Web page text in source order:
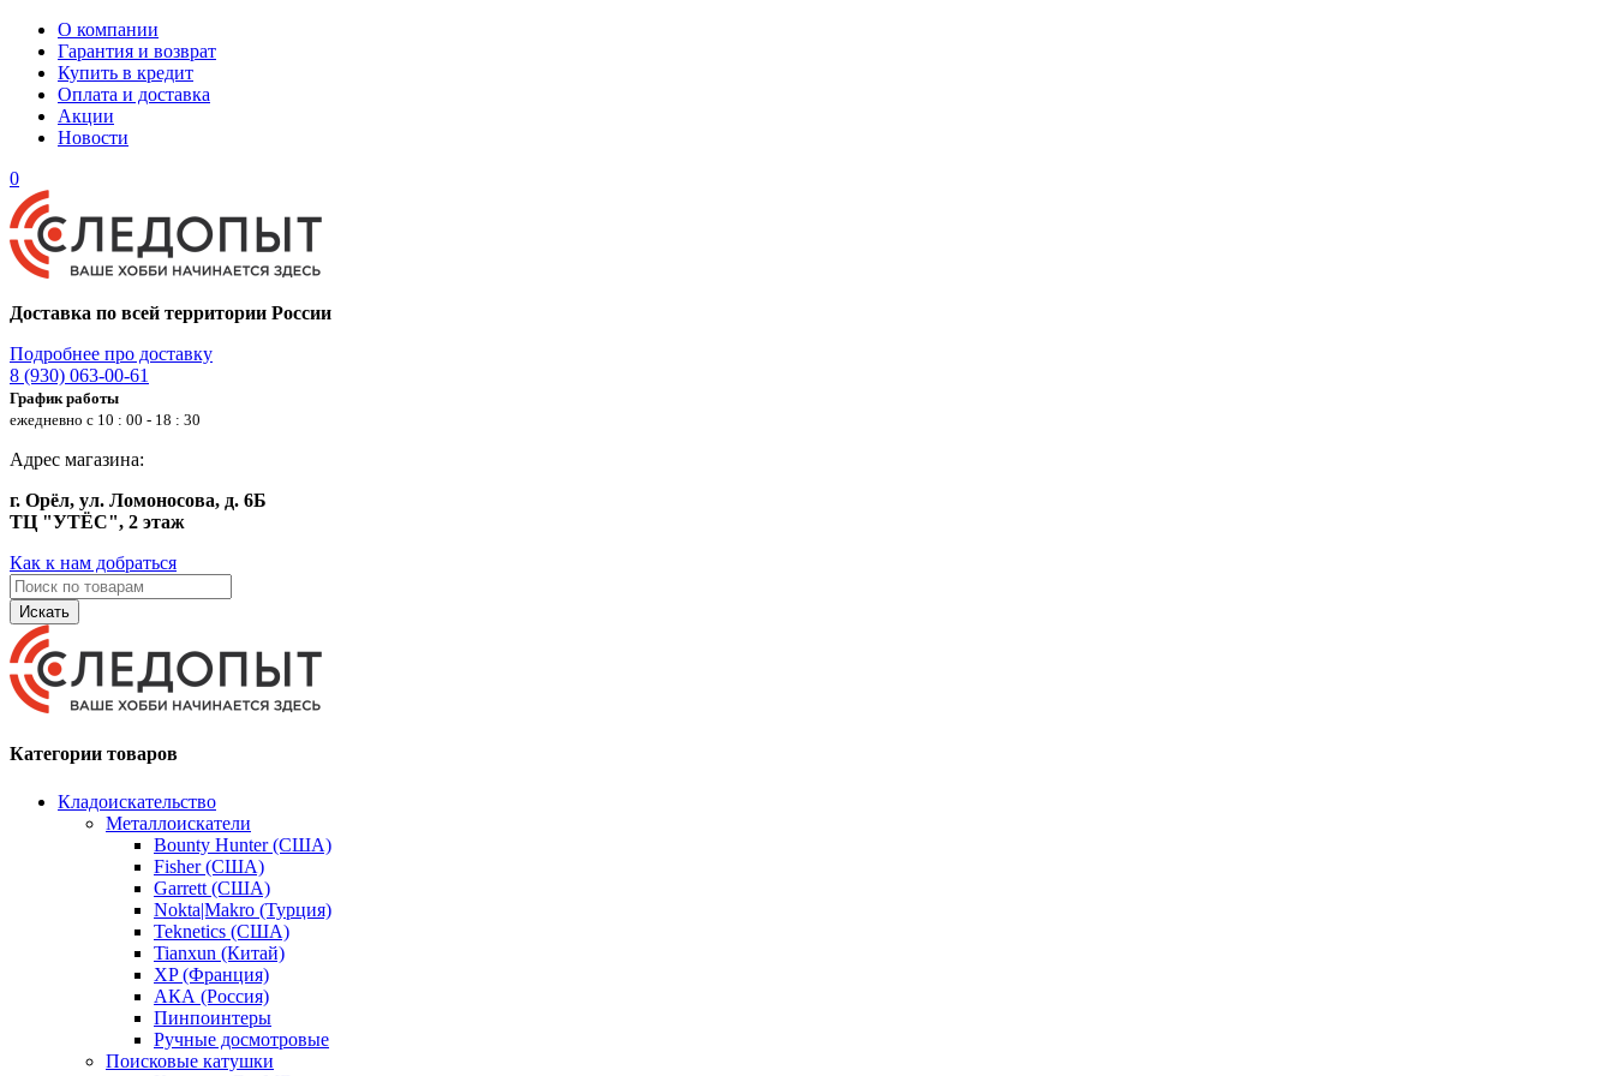
О компании
Гарантия и возврат
Купить в кредит
Оплата и доставка
Акции
Новости
0
Доставка по всей территории России
Подробнее про доставку
8 (930) 063-00-61
График работы
ежедневно с 10 : 00 - 18 : 30
Адрес магазина:
г. Орёл, ул. Ломоносова, д. 6Б
ТЦ "УТЁС", 2 этаж
Как к нам добраться
Искать
Категории товаров
Кладоискательство
Металлоискатели
Bounty Hunter (США)
Fisher (США)
Garrett (США)
Nokta|Makro (Турция)
Teknetics (США)
Tianxun (Китай)
XP (Франция)
АКА (Россия)
Пинпоинтеры
Ручные досмотровые
Поисковые катушки